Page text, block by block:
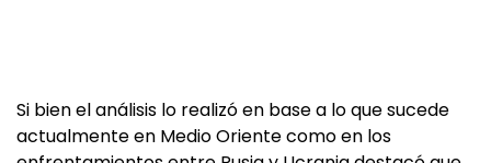
Si bien el análisis lo realizó en base a lo que sucede
actualmente en Medio Oriente como en los